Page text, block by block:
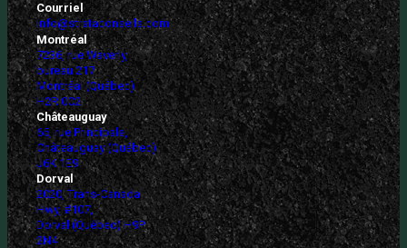
Courriel
info@strataconseils.com
Montréal
7236, rue Waverly,
bureau 217
Montréal (Québec)
H2R 0C2
Châteauguay
65, rue Principale,
Châteauguay (Québec)
J6K 1E9
Dorval
2020, Trans-Canada
Hwy, #107,
Dorval (Québec) H9P
2N4